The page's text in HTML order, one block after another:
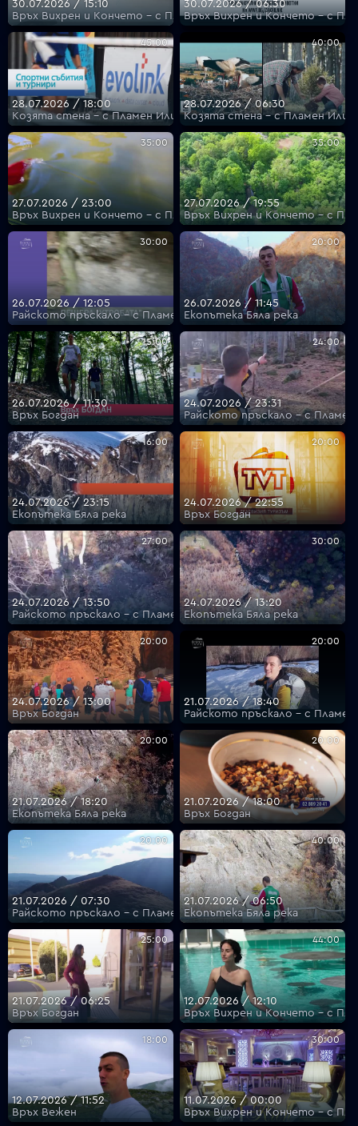
30.07.2026 / 15:10
Връх Вихрен и Кончето - с Пламен Илиев
30.07.2026 / 06:30
Връх Вихрен и Кончето - с
45:00
28.07.2026 / 18:00
Козята стена - с Пламен Илиев
40:00
28.07.2026 / 06:30
Козята стена - с Пламен
35:00
27.07.2026 / 23:00
Връх Вихрен и Кончето - с Пламен Илиев
35:00
27.07.2026 / 19:55
Връх Вихрен и Кончето - с
30:00
26.07.2026 / 12:05
Райското пръскало - с Пламен Илиев
20:00
26.07.2026 / 11:45
Екопътека Бяла река
15:00
26.07.2026 / 11:30
Връх Богдан
24:00
24.07.2026 / 23:31
Райското пръскало - с Пламен
16:00
24.07.2026 / 23:15
Екопътека Бяла река
20:00
24.07.2026 / 22:55
Връх Богдан
27:00
24.07.2026 / 13:50
Райското пръскало - с Пламен Илиев
30:00
24.07.2026 / 13:20
Екопътека Бяла река
20:00
24.07.2026 / 13:00
Връх Богдан
20:00
21.07.2026 / 18:40
Райското пръскало - с Пламен
20:00
21.07.2026 / 18:20
Екопътека Бяла река
20:00
21.07.2026 / 18:00
Връх Богдан
20:00
21.07.2026 / 07:30
Райското пръскало - с Пламен Илиев
40:00
21.07.2026 / 06:50
Екопътека Бяла река
25:00
21.07.2026 / 06:25
Връх Богдан
44:00
12.07.2026 / 12:10
Връх Вихрен и Кончето - с
18:00
12.07.2026 / 11:52
Връх Вежен
30:00
11.07.2026 / 00:00
Връх Вихрен и Кончето - с